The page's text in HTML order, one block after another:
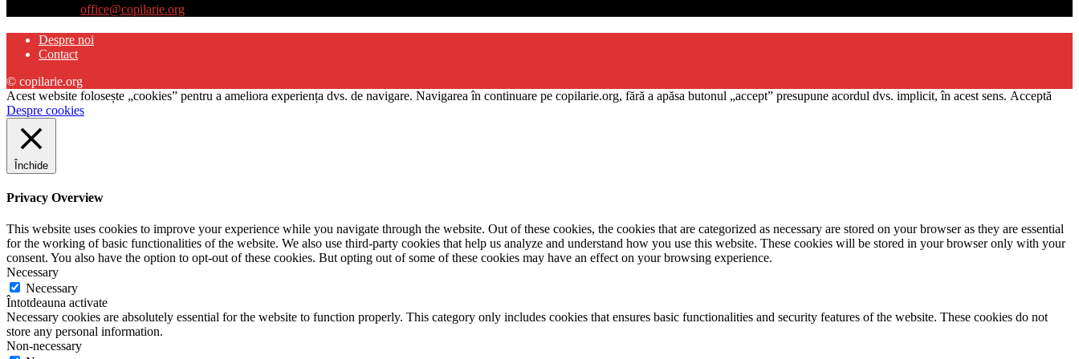
office@copilarie.org
Despre noi
Contact
© copilarie.org
Acest website folosește „cookies” pentru a ameliora experiența dvs. de navigare. Navigarea în continuare pe copilarie.org, fără a apăsa butonul „accept” presupune acordul dvs. implicit, în acest sens. Acceptă
Despre cookies
Închide
Privacy Overview
This website uses cookies to improve your experience while you navigate through the website. Out of these cookies, the cookies that are categorized as necessary are stored on your browser as they are essential
for the working of basic functionalities of the website. We also use third-party cookies that help us analyze and understand how you use this website. These cookies will be stored in your browser only with your
consent. You also have the option to opt-out of these cookies. But opting out of some of these cookies may have an effect on your browsing experience.
Necessary
Necessary
Întotdeauna activate
Necessary cookies are absolutely essential for the website to function properly. This category only includes cookies that ensures basic functionalities and security features of the website. These cookies do not
store any personal information.
Non-necessary